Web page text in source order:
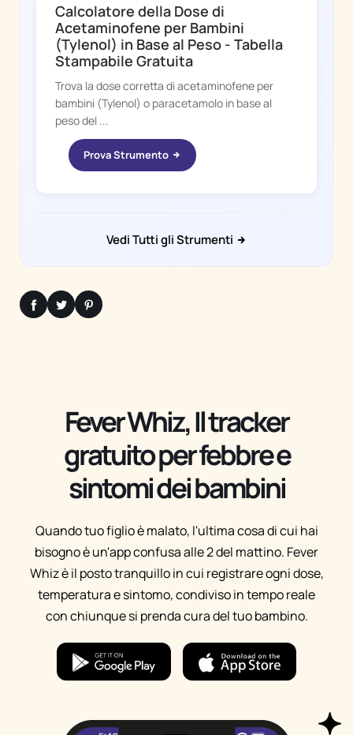
Calcolatore della Dose di
Acetaminofene per Bambini
(Tylenol) in Base al Peso - Tabella
Stampabile Gratuita
Trova la dose corretta di acetaminofene per
bambini (Tylenol) o paracetamolo in base al
peso del ...
Prova Strumento
Vedi Tutti gli Strumenti
Fever Whiz, Il tracker
gratuito per febbre e
sintomi dei bambini
Quando tuo figlio è malato, l'ultima cosa di cui hai
bisogno è un'app confusa alle 2 del mattino. Fever
Whiz è il posto tranquillo in cui registrare ogni dose,
temperatura e sintomo, condiviso in tempo reale
con chiunque si prenda cura del tuo bambino.